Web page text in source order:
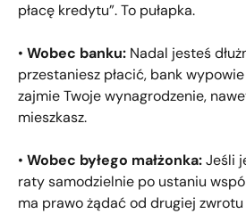
płacę kredytu”. To pułapka.
• Wobec banku: Nadal jesteś
przestaniesz płacić, bank
zajmie Twoje wynagrodzenie,
mieszkasz.
• Wobec byłego małżonka:Jeśli
raty samodzielnie po ustaniu
ma prawo żądać od drugiej